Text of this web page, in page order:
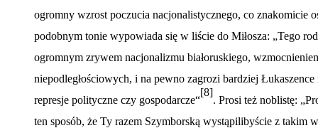
ogromny wzrost poczucia nacjonalistycznego, co znakomicie
podobnym tonie wypowiada się w liście do Miłosza: „Tego
ogromnym zrywem nacjonalizmu białoruskiego,
niepodległościowych, i na pewno zagrozi bardziej
represje polityczne czy gospodarcze“
[8]
. Prosi też noblistę:
ten sposób, że Ty razem Szymborską wystąpilibyście z takim